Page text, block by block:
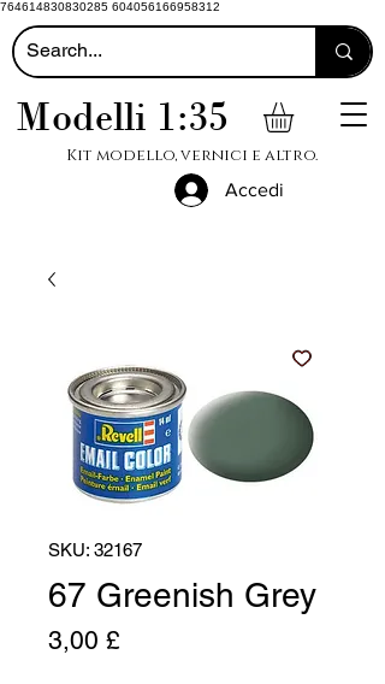
764614830830285 604056166958312
Modelli 1:35
Kit modello, vernici e altro.
Accedi
SKU: 32167
67 Greenish Grey
3,00 £